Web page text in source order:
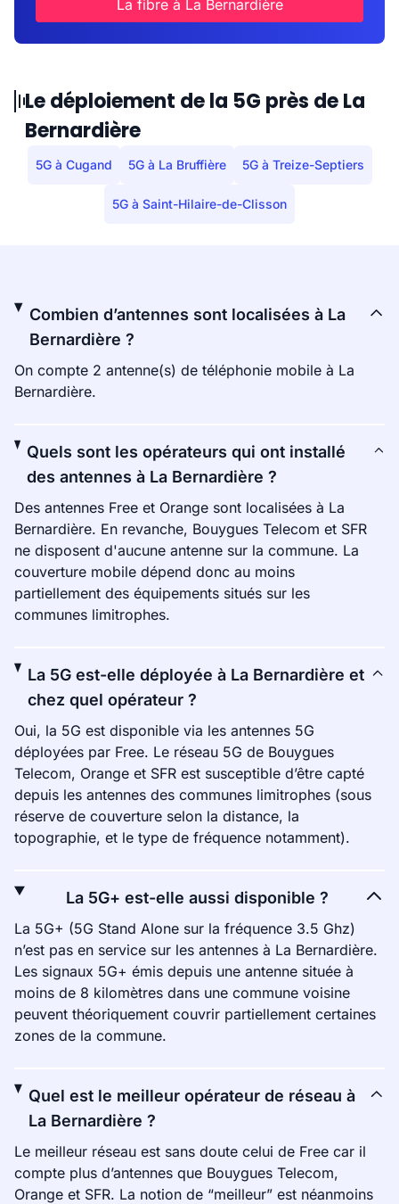
La fibre à La Bernardière
Le déploiement de la 5G près de La
Bernardière
5G à Cugand 5G à La Bruffière 5G à Treize-Septiers
5G à Saint-Hilaire-de-Clisson
Combien d’antennes sont localisées à La
Bernardière ?
On compte 2 antenne(s) de téléphonie mobile à La
Bernardière.
Quels sont les opérateurs qui ont installé
des antennes à La Bernardière ?
Des antennes Free et Orange sont localisées à La
Bernardière. En revanche, Bouygues Telecom et SFR
ne disposent d'aucune antenne sur la commune. La
couverture mobile dépend donc au moins
partiellement des équipements situés sur les
communes limitrophes.
La 5G est-elle déployée à La Bernardière et
chez quel opérateur ?
Oui, la 5G est disponible via les antennes 5G
déployées par Free. Le réseau 5G de Bouygues
Telecom, Orange et SFR est susceptible d’être capté
depuis les antennes des communes limitrophes (sous
réserve de couverture selon la distance, la
topographie, et le type de fréquence notamment).
La 5G+ est-elle aussi disponible ?
La 5G+ (5G Stand Alone sur la fréquence 3.5 Ghz)
n’est pas en service sur les antennes à La Bernardière.
Les signaux 5G+ émis depuis une antenne située à
moins de 8 kilomètres dans une commune voisine
peuvent théoriquement couvrir partiellement certaines
zones de la commune.
Quel est le meilleur opérateur de réseau à
La Bernardière ?
Le meilleur réseau est sans doute celui de Free car il
compte plus d’antennes que Bouygues Telecom,
Orange et SFR. La notion de “meilleur” est néanmoins